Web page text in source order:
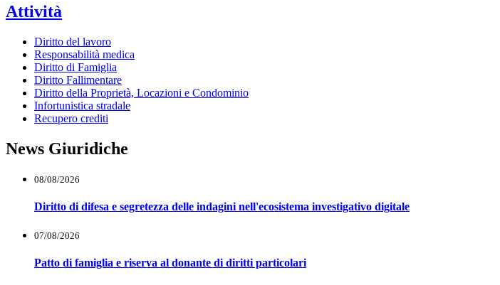
Attività
Diritto del lavoro
Responsabilità medica
Diritto di Famiglia
Diritto Fallimentare
Diritto della Proprietà, Locazioni e Condominio
Infortunistica stradale
Recupero crediti
News Giuridiche
08/08/2026
Diritto di difesa e segretezza delle indagini nell'ecosistema investigativo digitale
07/08/2026
Patto di famiglia e riserva al donante di diritti particolari